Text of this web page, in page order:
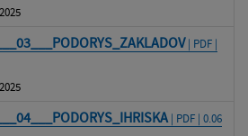
| PDF |
| PDF | 0.06